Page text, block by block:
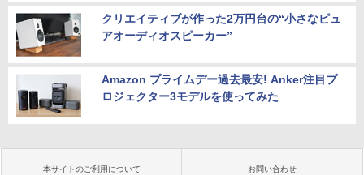
クリエイティブが作った2万円台の“小さなピュ
アオーディオスピーカー”
Amazon プライムデー過去最安! Anker注目プ
ロジェクター3モデルを使ってみた
本サイトのご利用について お問い合わせ